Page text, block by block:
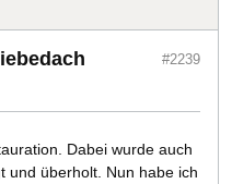
#2239
Dabei wurde auch
und überholt. Nun habe ich